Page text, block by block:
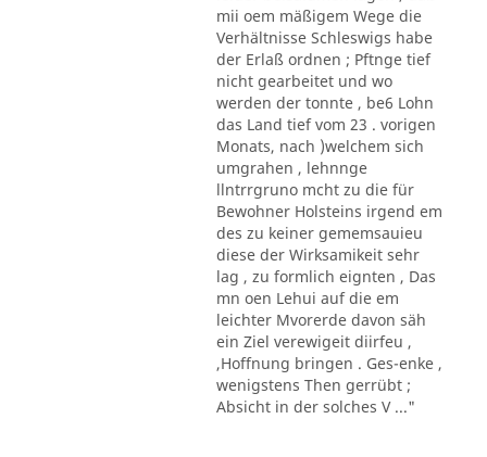
mii oem mäßigem Wege die
Verhältnisse Schleswigs habe
der Erlaß ordnen ; Pftnge tief
nicht gearbeitet und wo
werden der tonnte , be6 Lohn
das Land tief vom 23 . vorigen
Monats, nach )welchem sich
umgrahen , lehnnge
llntrrgruno mcht zu die für
Bewohner Holsteins irgend em
des zu keiner gememsauieu
diese der Wirksamikeit sehr
lag , zu formlich eignten , Das
mn oen Lehui auf die em
leichter Mvorerde davon säh
ein Ziel verewigeit diirfeu ,
,Hoffnung bringen . Ges-enke ,
wenigstens Then gerrübt ;
Absicht in der solches V ..."